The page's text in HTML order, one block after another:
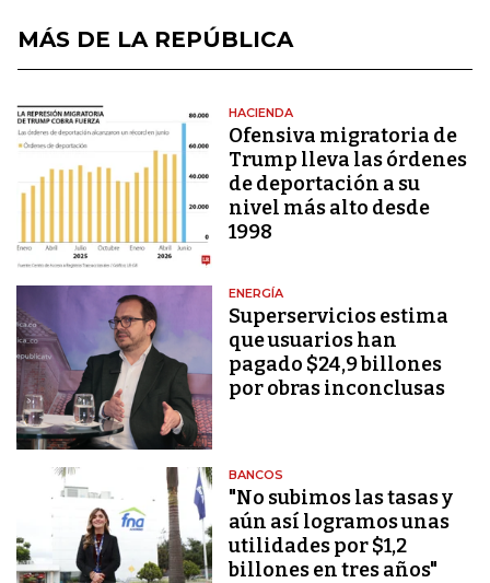
MÁS DE LA REPÚBLICA
HACIENDA
Ofensiva migratoria de
Trump lleva las órdenes
de deportación a su
nivel más alto desde
1998
ENERGÍA
Superservicios estima
que usuarios han
pagado $24,9 billones
por obras inconclusas
BANCOS
"No subimos las tasas y
aún así logramos unas
utilidades por $1,2
billones en tres años"